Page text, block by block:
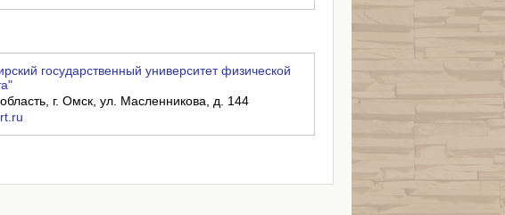
государственный университет физической
г. Омск, ул. Масленникова, д. 144